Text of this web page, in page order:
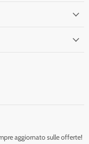
aggiornato sulle offerte!